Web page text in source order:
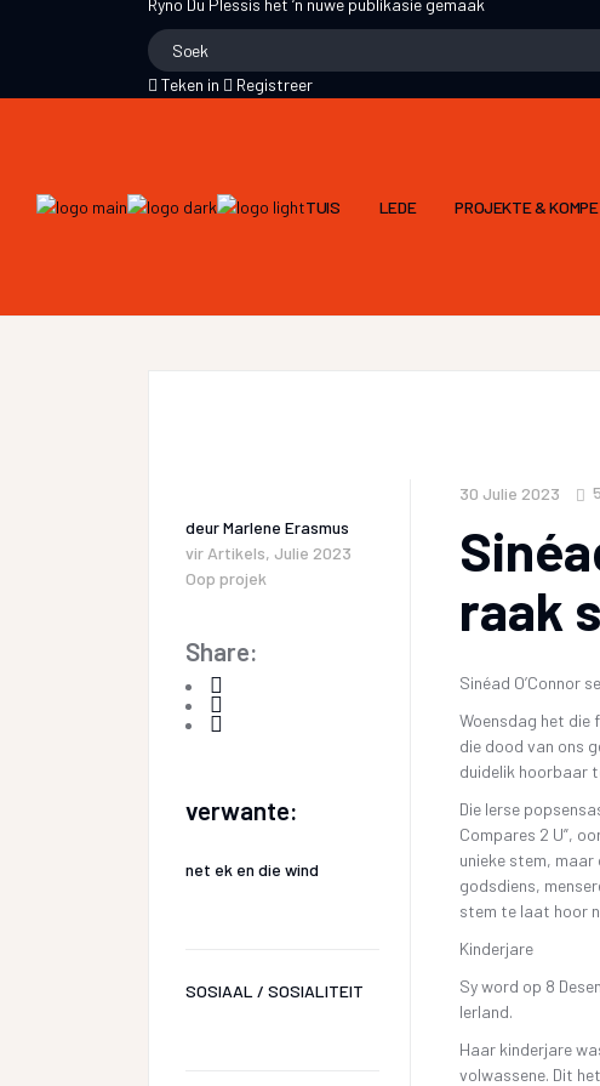
Ryno Du Plessis het ‘n nuwe publikasie gemaak
Teken in Registreer
TUIS LEDE PROJEKTE &
deurMarlene Erasmus
vir Artikels, Julie 2023
Oop projek
Share:
verwante:
net ek en die wind
SOSIAAL / SOSIALITEIT
30 Julie 2023
raak
Sinéad O’Connor
Woensdag het die
die dood van ons
duidelik hoorbaar
Die Ierse
Compares 2 U”,
unieke stem, maar
godsdiens,
stem te laat hoor
Kinderjare
Sy word op 8
Ierland.
Haar kinderjare
volwassene. Dit